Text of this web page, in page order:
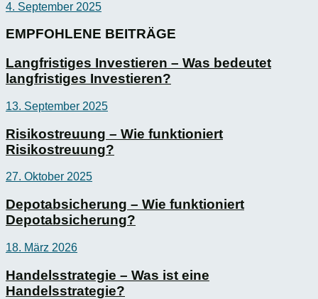
4. September 2025
EMPFOHLENE BEITRÄGE
Langfristiges Investieren – Was bedeutet
langfristiges Investieren?
13. September 2025
Risikostreuung – Wie funktioniert
Risikostreuung?
27. Oktober 2025
Depotabsicherung – Wie funktioniert
Depotabsicherung?
18. März 2026
Handelsstrategie – Was ist eine
Handelsstrategie?